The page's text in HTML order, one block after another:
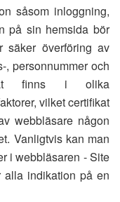
såsom inloggning,
på sin hemsida bör
säker överföring av
, personnummer och
finns i olika
vilket certifikat
webbläsare någon
Vanligtvis kan man
i webbläsaren - Site
alla indikation på en